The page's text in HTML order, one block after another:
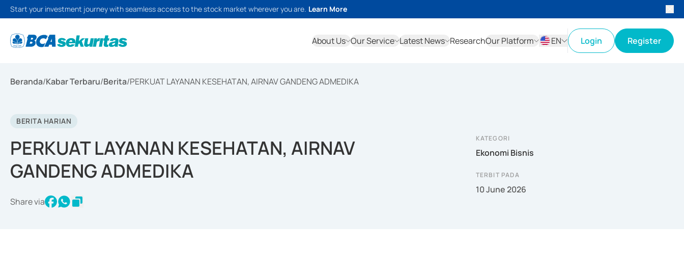
Start your investment journey with seamless access to the stock market wherever you are. Learn More
About Us Our Service Latest News ResearchOur Platform
EN
Login Register
Beranda/Kabar Terbaru/Berita/PERKUAT LAYANAN KESEHATAN, AIRNAV GANDENG ADMEDIKA
BERITA HARIAN
PERKUAT LAYANAN KESEHATAN, AIRNAV
GANDENG ADMEDIKA
Share via
KATEGORI
Ekonomi Bisnis
TERBIT PADA
10 June 2026